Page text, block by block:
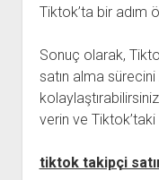
Tiktok’ta bir adım
Sonuç olarak,
satın alma
verin ve
tiktok takipçi